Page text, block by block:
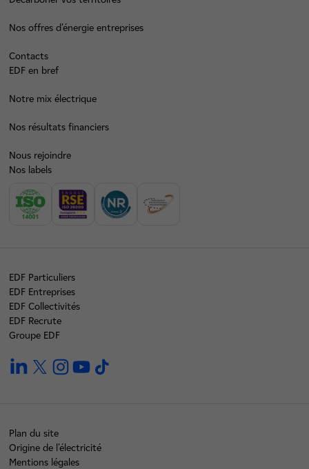
Nos offres d’énergie entreprises
Contacts
EDF en bref
Notre mix électrique
Nos résultats financiers
Nous rejoindre
Nos labels
EDF Particuliers
EDF Entreprises
EDF Collectivités
EDF Recrute
Groupe EDF
linkedintwitterinstagramyoutube
Plan du site
Origine de l'électricité
Mentions légales